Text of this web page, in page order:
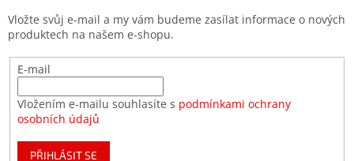
Vložte svůj e-mail a my vám budeme zasílat informace o nových
produktech na našem e-shopu.
E-mail
Vložením e-mailu souhlasíte s podmínkami ochrany
osobních údajů
PŘIHLÁSIT SE